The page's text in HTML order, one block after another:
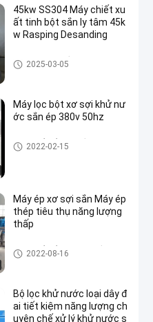
45kw SS304 Máy chiết xu
ất tinh bột sắn ly tâm 45k
w Rasping Desanding
Máy tinh bột sắn
2025-03-05
Máy lọc bột xơ sợi khử nư
ớc sắn ép 380v 50hz
Máy chế biến bột sắn
2022-02-15
Máy ép xơ sợi sắn Máy ép
thép tiêu thụ năng lượng
thấp
Máy chế biến tinh bột sắn
2022-08-16
Bộ lọc khử nước loại dây đ
ai tiết kiệm năng lượng ch
uyên chế xử lý khử nước s